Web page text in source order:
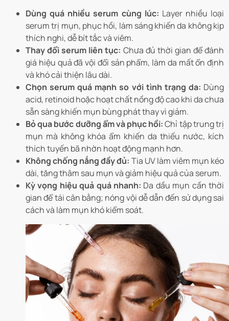
Dùng quá nhiều serum cùng lúc: Layer nhiều loại
serum trị mụn, phục hồi, làm sáng khiến da không kịp
thích nghi, dễ bít tắc và viêm.
Thay đổi serum liên tục: Chưa đủ thời gian để đánh
giá hiệu quả đã vội đổi sản phẩm, làm da mất ổn định
và khó cải thiện lâu dài.
Chọn serum quá mạnh so với tình trạng da: Dùng
acid, retinoid hoặc hoạt chất nồng độ cao khi da chưa
sẵn sàng khiến mụn bùng phát thay vì giảm.
Bỏ qua bước dưỡng ẩm và phục hồi:Chỉ tập trung trị
mụn mà không khóa ẩm khiến da thiếu nước, kích
thích tuyến bã nhờn hoạt động mạnh hơn.
Không chống nắng đầy đủ: Tia UV làm viêm mụn kéo
dài, tăng thâm sau mụn và giảm hiệu quả của serum.
Kỳ vọng hiệu quả quá nhanh: Da dầu mụn cần thời
gian để tái cân bằng; nóng vội dễ dẫn đến sử dụng sai
cách và làm mụn khó kiểm soát.